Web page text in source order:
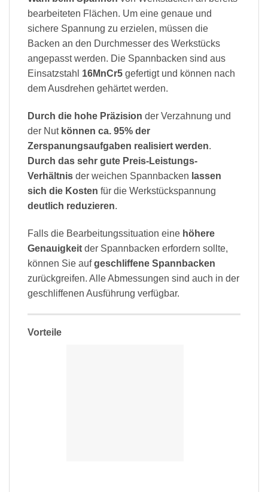
bearbeiteten Flächen. Um eine genaue und
sichere Spannung zu erzielen, müssen die
Backen an den Durchmesser des Werkstücks
angepasst werden. Die Spannbacken sind aus
Einsatzstahl 16MnCr5 gefertigt und können nach
dem Ausdrehen gehärtet werden.
Durch die hohe Präzision der Verzahnung und
der Nut können ca. 95% der
Zerspanungsaufgaben realisiert werden.
Durch das sehr gute Preis-Leistungs-
Verhältnis der weichen Spannbacken lassen
sich die Kosten für die Werkstückspannung
deutlich reduzieren.
Falls die Bearbeitungssituation eine höhere
Genauigkeit der Spannbacken erfordern sollte,
können Sie aufgeschliffene Spannbacken
zurückgreifen. Alle Abmessungen sind auch in der
geschliffenen Ausführung verfügbar.
Vorteile